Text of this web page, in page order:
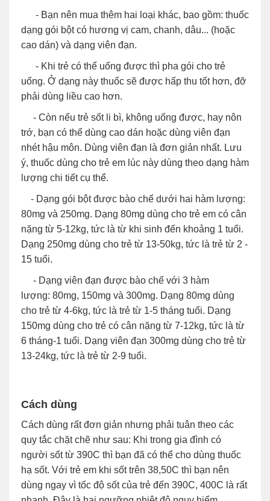
- Bạn nên mua thêm hai loại khác, bao gồm: thuốc
dạng gói bột có hương vị cam, chanh, dâu... (hoặc
cao dán) và dạng viên đạn.
- Khi trẻ có thể uống được thì pha gói cho trẻ
uống. Ở dạng này thuốc sẽ được hấp thu tốt hơn, đỡ
phải dùng liều cao hơn.
- Còn nếu trẻ sốt li bì, không uống được, hay nôn
trớ, bạn có thể dùng cao dán hoặc dùng viên đạn
nhét hậu môn. Dùng viên đạn là đơn giản nhất. Lưu
ý, thuốc dùng cho trẻ em lúc này dùng theo dạng hàm
lượng chi tiết cụ thể.
- Dạng gói bột được bào chế dưới hai hàm lượng:
80mg và 250mg. Dạng 80mg dùng cho trẻ em có cân
nặng từ 5-12kg, tức là từ khi sinh đến khoảng 1 tuổi.
Dạng 250mg dùng cho trẻ từ 13-50kg, tức là trẻ từ 2 -
15 tuổi.
- Dạng viên đạn được bào chế với 3 hàm
lượng: 80mg, 150mg và 300mg. Dạng 80mg dùng
cho trẻ từ 4-6kg, tức là trẻ từ 1-5 tháng tuổi. Dạng
150mg dùng cho trẻ có cân nặng từ 7-12kg, tức là từ
6 tháng-1 tuổi. Dạng viên đạn 300mg dùng cho trẻ từ
13-24kg, tức là trẻ từ 2-9 tuổi.
Cách dùng
Cách dùng rất đơn giản nhưng phải tuân theo các
quy tắc chặt chẽ như sau: Khi trong gia đình có
người sốt từ 390C thì bạn đã có thể cho dùng thuốc
hạ sốt. Với trẻ em khi sốt trên 38,50C thì bạn nên
dùng ngay vì tốc độ sốt của trẻ đến 390C, 400C là rất